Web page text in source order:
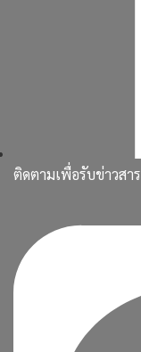
ติดตามเพื่อรับข่าวสาร